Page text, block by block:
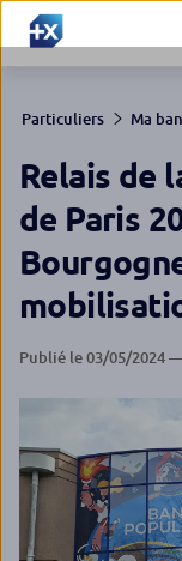
Particuliers Ma
Relais de
de Paris
Publié le 03/05/2024